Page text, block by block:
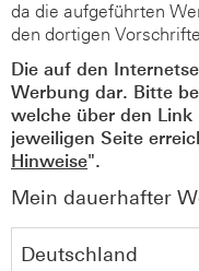
da die aufgeführten
den dortigen
Die auf den
Werbung dar. Bitte
welche über den Link
jeweiligen Seite
Hinweise".
Mein dauerhafter